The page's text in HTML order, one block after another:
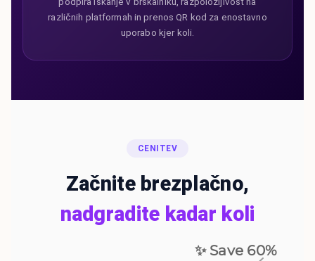
različnih platformah in prenos QR kod za enostavno
uporabo kjer koli.
CENITEV
Začnite brezplačno,
nadgradite kadar koli
✨ Save 60%